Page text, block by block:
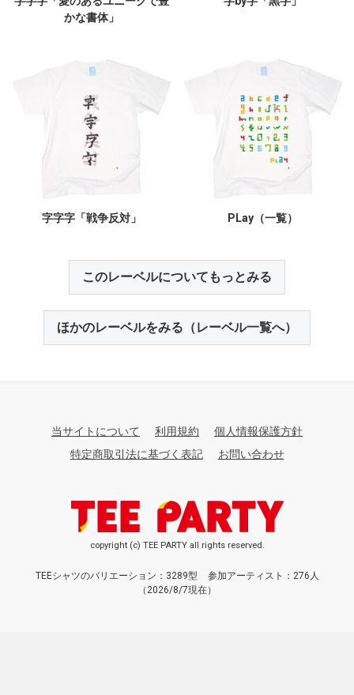
かな書体」
字字字「戦争反対」 PLay（一覧）
このレーベルについてもっとみる
ほかのレーベルをみる（レーベル一覧へ）
当サイトについて 利用規約
個人情報保護方針
特定商取引法に基づく表記
お問い合わせ
copyright (c) TEE PARTY all rights reserved.
TEEシャツのバリエーション：3289型
参加アーティスト：276人
（2026/8/7現在）